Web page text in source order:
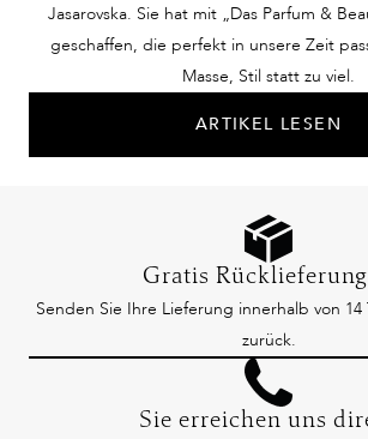
Jasarovska. Sie hat mit „Das Parfum &
geschaffen, die perfekt in unsere Zeit
Masse, Stil statt zu viel.
ARTIKEL LESEN
Gratis
Senden Sie Ihre Lieferung innerhalb von
zurück.
Sie erreichen uns